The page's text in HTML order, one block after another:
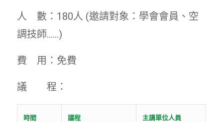
人 數：180人 (邀請對象：學會會員、空
調技師……)
費 用：免費
議 程：
時間 議程 主講單位人員